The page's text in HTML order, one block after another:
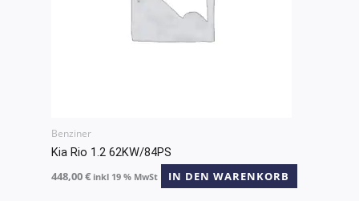
Benziner
Kia Rio 1.2 62KW/84PS
448,00€ inkl 19 % MwSt IN DEN WARENKORB